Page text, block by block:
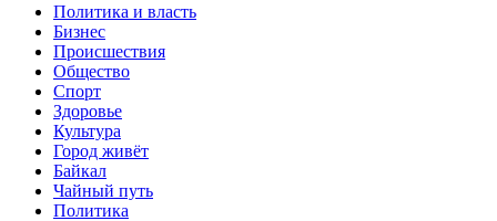
Политика и власть
Бизнес
Происшествия
Общество
Cпорт
Здоровье
Культура
Город живёт
Байкал
Чайный путь
Политика